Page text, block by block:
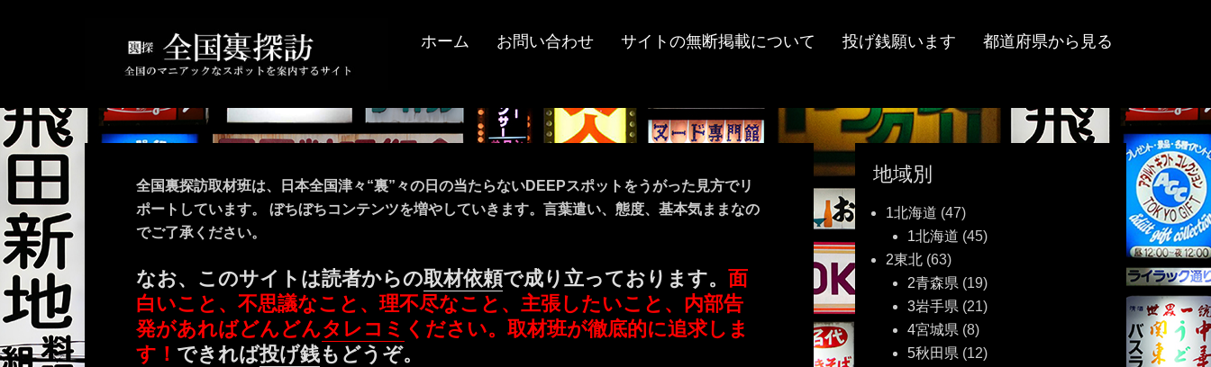
ホーム お問い合わせ サイトの無断掲載について 投げ銭願います 都道府県から見る
全国裏探訪取材班は、日本全国津々“裏”々の日の当たらないDEEPスポットをうがった見方でリ
ポートしています。 ぼちぼちコンテンツを増やしていきます。言葉遣い、態度、基本気ままなの
でご了承ください。
なお、このサイトは読者からの取材依頼で成り立っております。 面
白いこと、不思議なこと、理不尽なこと、主張したいこと、内部告
発があればどんどんタレコミ ください。取材班が徹底的に追求しま
す！ できれば投げ銭もどうぞ。
地域別
1北海道 (47)
1北海道 (45)
2東北 (63)
2青森県 (19)
3岩手県 (21)
4宮城県 (8)
5秋田県 (12)